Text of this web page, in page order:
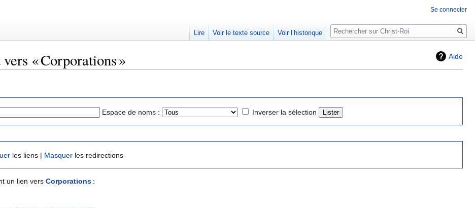
Aide
« Corporations »
Espace de noms : Inverser la sélection
les liens | Masquer les redirections
un lien vers Corporations :
Se connecter
Lire Voir le texte source Voir l’historique
Rechercher